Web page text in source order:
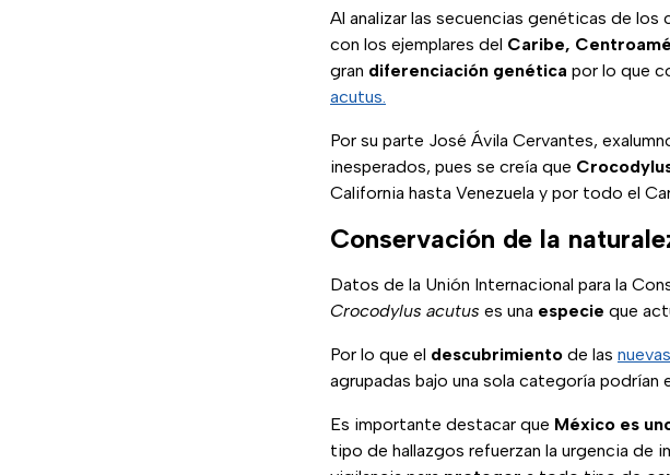
Al analizar las secuencias genéticas de los
con los ejemplares del Caribe,
gran diferenciación genética por lo que
acutus.
Por su parte José Ávila Cervantes,
inesperados, pues se creía que
California hasta Venezuela y por todo el
Conservación de la
Datos de la Unión Internacional para la
Crocodylus acutus es una especie que
Por lo que el descubrimiento de las
agrupadas bajo una sola categoría
Es importante destacar que México es
tipo de hallazgos refuerzan la urgencia de